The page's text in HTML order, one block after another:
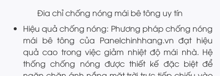
Đia chỉ chống nóng mái bê tông uy tín
Hiệu quả chống nóng: Phương pháp chống nóng
mái bê tông của Panelchinhhang.vn đạt hiệu
quả cao trong việc giảm nhiệt độ mái nhà. Hệ
thống chống nóng được thiết kế đặc biệt để